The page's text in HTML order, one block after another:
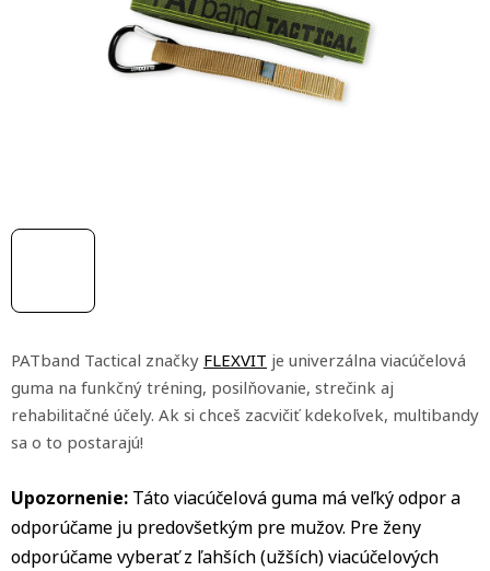
PATband Tactical značky FLEXVIT je univerzálna viacúčelová
guma na funkčný tréning, posilňovanie, strečink aj
rehabilitačné účely. Ak si chceš zacvičiť kdekoľvek, multibandy
sa o to postarajú!
Upozornenie: Táto viacúčelová guma má veľký odpor a
odporúčame ju predovšetkým pre mužov. Pre ženy
odporúčame vyberať z ľahších (užších) viacúčelových
5
hviezdičiek.